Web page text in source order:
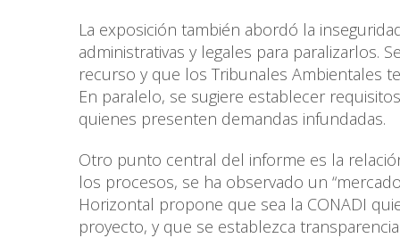
La exposición también abordó la
administrativas y legales para paralizarlos.
recurso y que los Tribunales Ambientales
En paralelo, se sugiere establecer
quienes presenten demandas infundadas.
Otro punto central del informe es la
los procesos, se ha observado un
Horizontal propone que sea la CONADI
proyecto, y que se establezca